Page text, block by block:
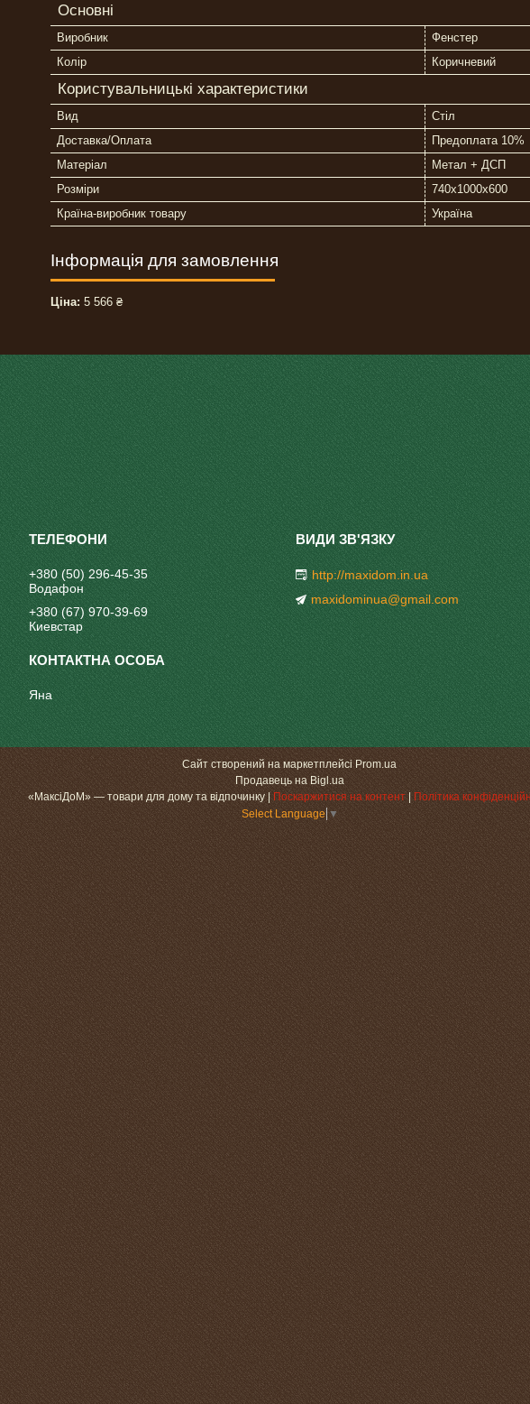
Основні
Виробник
Фенстер
Колір
Коричневий
Користувальницькі характеристики
Вид
Стіл
Доставка/Оплата
Предоплата 10%
Матеріал
Метал + ДСП
Розміри
740х1000х600
Країна-виробник товару
Україна
Інформація для замовлення
Ціна: 5 566 ₴
+380 (50) 296-45-35
Водафон
+380 (67) 970-39-69
Киевстар
Яна
http://maxidom.in.ua
maxidominua@gmail.com
Сайт створений на маркетплейсіProm.ua
Продавець на Bigl.ua
«МаксіДоМ» — товари для дому та відпочинку | Поскаржитися на контент |Політика
Select Language ▼